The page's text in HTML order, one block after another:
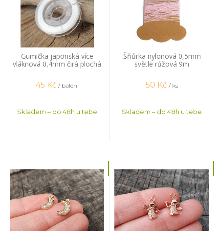
Gumička japonská více
vláknová 0,4mm čirá plochá
45 Kč / balení
Skladem – do 48h u tebe
Šňůrka nylonová 0,5mm
světle růžová 9m
50 Kč / ks
Skladem – do 48h u tebe